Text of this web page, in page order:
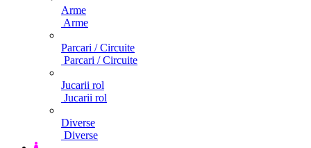
Arme
Arme
Parcari / Circuite
Parcari / Circuite
Jucarii rol
Jucarii rol
Diverse
Diverse